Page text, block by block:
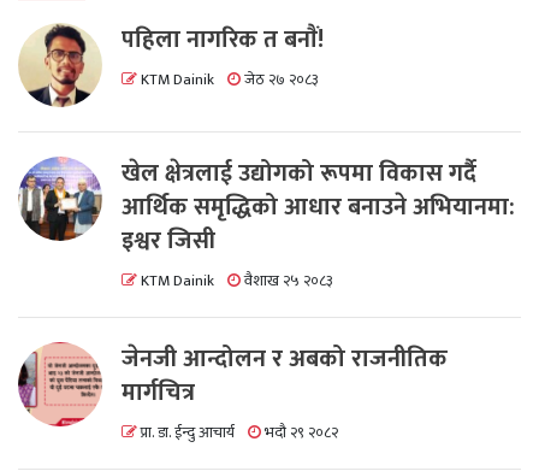
पहिला नागरिक त बनाैं!
KTM Dainik जेठ २७ २०८३
खेल क्षेत्रलाई उद्योगको रूपमा विकास गर्दै
आर्थिक समृद्धिको आधार बनाउने अभियानमा:
इश्वर जिसी
KTM Dainik वैशाख २५ २०८३
जेनजी आन्दोलन र अबको राजनीतिक
मार्गचित्र
प्रा. डा. ईन्दु आचार्य भदौ २९ २०८२